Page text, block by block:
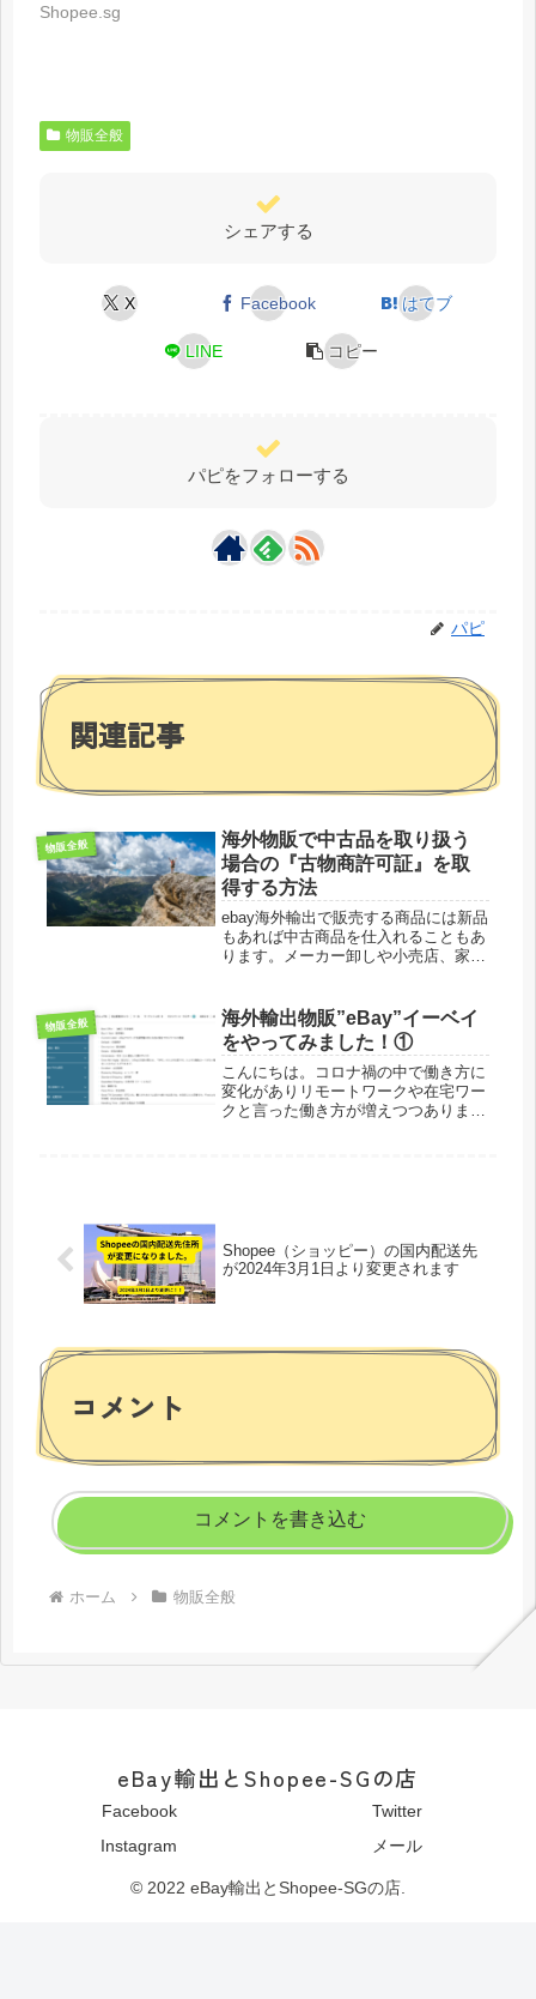
Shopee.sg
物販全般
シェアする
X Facebook はてブ
LINE コピー
パピをフォローする
パピ
関連記事
物販全般
海外物販で中古品を取り扱う
場合の『古物商許可証』を取
得する方法
ebay海外輸出で販売する商品には新品
もあれば中古商品を仕入れることもあ
ります。メーカー卸しや小売店、家電
です。仕入れは全てメーカー卸しだか
ら必要ない！って方もいるかも知れ...
物販全般
海外輸出物販”eBay”イーベイ
をやってみました！①
こんにちは。コロナ禍の中で働き方に
変化がありリモートワークや在宅ワー
クと言った働き方が増えつつありま
Shopee（ショッピー）の国内配送先
が2024年3月1日より変更されます
コメント
コメントを書き込む
ホーム 物販全般
eBay輸出とShopee-SGの店
Facebook
Twitter
Instagram
メール
© 2022 eBay輸出とShopee-SGの店.